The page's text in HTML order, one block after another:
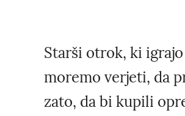
Starši otrok, ki
moremo verjeti, da
zato, da bi kupili